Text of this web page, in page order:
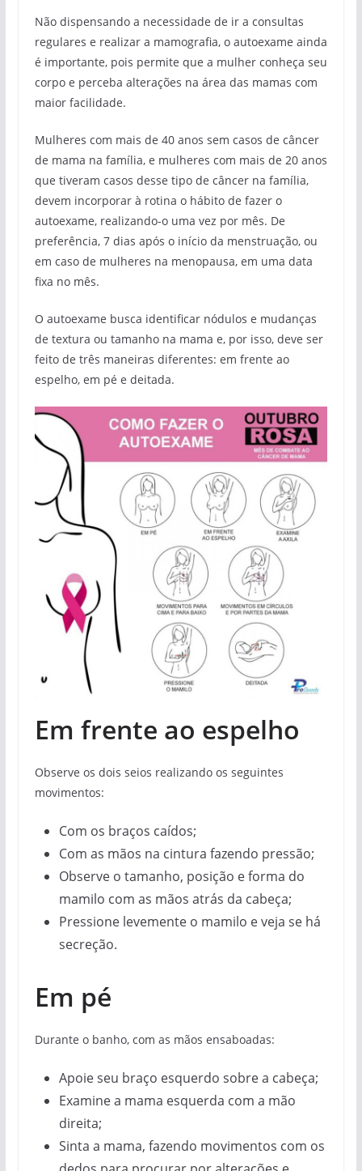
Não dispensando a necessidade de ir a consultas
regulares e realizar a mamografia, o autoexame ainda
é importante, pois permite que a mulher conheça seu
corpo e perceba alterações na área das mamas com
maior facilidade.
Mulheres com mais de 40 anos sem casos de câncer
de mama na família, e mulheres com mais de 20 anos
que tiveram casos desse tipo de câncer na família,
devem incorporar à rotina o hábito de fazer o
autoexame, realizando-o uma vez por mês. De
preferência, 7 dias após o início da menstruação, ou
em caso de mulheres na menopausa, em uma data
fixa no mês.
O autoexame busca identificar nódulos e mudanças
de textura ou tamanho na mama e, por isso, deve ser
feito de três maneiras diferentes: em frente ao
espelho, em pé e deitada.
Em frente ao espelho
Observe os dois seios realizando os seguintes
movimentos:
Com os braços caídos;
Com as mãos na cintura fazendo pressão;
Observe o tamanho, posição e forma do
mamilo com as mãos atrás da cabeça;
Pressione levemente o mamilo e veja se há
secreção.
Em pé
Durante o banho, com as mãos ensaboadas:
Apoie seu braço esquerdo sobre a cabeça;
Examine a mama esquerda com a mão
direita;
Sinta a mama, fazendo movimentos com os